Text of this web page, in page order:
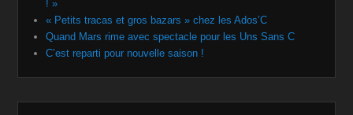
! »
« Petits tracas et gros bazars » chez les Ados’C
Quand Mars rime avec spectacle pour les Uns Sans C
C’est reparti pour nouvelle saison !